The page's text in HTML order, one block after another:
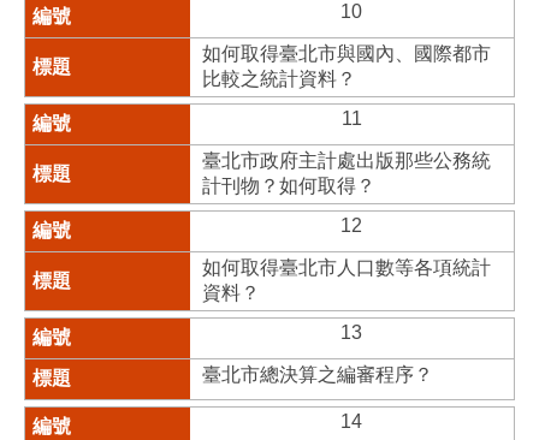
10
如何取得臺北市與國內、國際都市
比較之統計資料？
11
臺北市政府主計處出版那些公務統
計刊物？如何取得？
12
如何取得臺北市人口數等各項統計
資料？
13
臺北市總決算之編審程序？
14